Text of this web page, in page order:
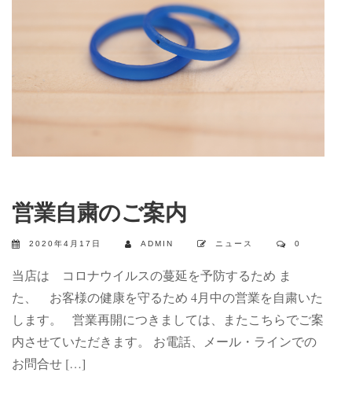
営業自粛のご案内
2020年4月17日 ADMIN ニュース 0
当店は コロナウイルスの蔓延を予防するため ま
た、 お客様の健康を守るため 4月中の営業を自粛いた
します。 営業再開につきましては、またこちらでご案
内させていただきます。 お電話、メール・ラインでの
お問合せ […]